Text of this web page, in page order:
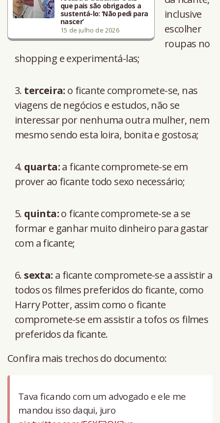
que pais são obrigados a
sustentá-lo: ‘Não pedi para
nascer’
15 de julho de 2026
inclusive
escolher
roupas no
shopping e experimentá-las;
terceira: o ficante compromete-se, nas
viagens de negócios e estudos, não se
interessar por nenhuma outra mulher, nem
mesmo sendo esta loira, bonita e gostosa;
quarta:a ficante compromete-se em
prover ao ficante todo sexo necessário;
quinta:o ficante compromete-se a se
formar e ganhar muito dinheiro para gastar
com a ficante;
sexta: a ficante compromete-se a assistir a
todos os filmes preferidos do ficante, como
Harry Potter, assim como o ficante
compromete-se em assistir a tofos os filmes
preferidos da ficante.
Confira mais trechos do documento:
Tava ficando com um advogado e ele me
mandou isso daqui, juro